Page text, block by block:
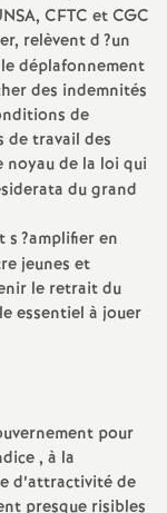
d
e
S
e
c
o
d
d
, CFTC etCGC
relèvent d?un
déplafonnement
des indemnités
de
de travail des
noyau de la loi qui
du grand
s?amplifier en
jeunes et
le retrait du
essentiel à jouer
pour
, à la
d’attractivité de
presque risibles